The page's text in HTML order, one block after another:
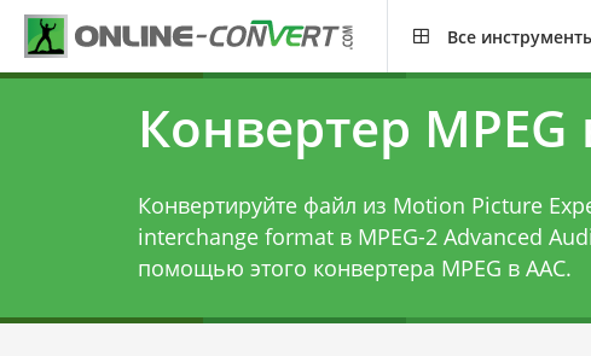
Все
Конвертер MPEG
Конвертируйте файл из Motion Picture
interchange format в MPEG-2 Advanced
помощью этого конвертера MPEG в AAC.